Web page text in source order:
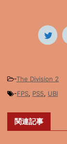
-The Division 2
-FPS, PS5, UBI
関連記事